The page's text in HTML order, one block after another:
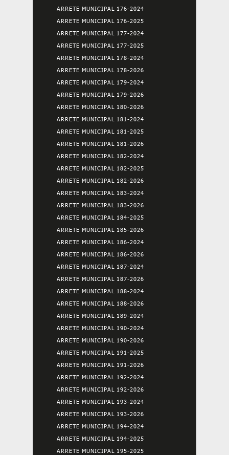
ARRETE MUNICIPAL 176-2024
ARRETE MUNICIPAL 176-2025
ARRETE MUNICIPAL 177-2024
ARRETE MUNICIPAL 177-2025
ARRETE MUNICIPAL 178-2024
ARRETE MUNICIPAL 178-2026
ARRETE MUNICIPAL 179-2024
ARRETE MUNICIPAL 179-2026
ARRETE MUNICIPAL 180-2026
ARRETE MUNICIPAL 181-2024
ARRETE MUNICIPAL 181-2025
ARRETE MUNICIPAL 181-2026
ARRETE MUNICIPAL 182-2024
ARRETE MUNICIPAL 182-2025
ARRETE MUNICIPAL 182-2026
ARRETE MUNICIPAL 183-2024
ARRETE MUNICIPAL 183-2026
ARRETE MUNICIPAL 184-2025
ARRETE MUNICIPAL 185-2026
ARRETE MUNICIPAL 186-2024
ARRETE MUNICIPAL 186-2026
ARRETE MUNICIPAL 187-2024
ARRETE MUNICIPAL 187-2026
ARRETE MUNICIPAL 188-2024
ARRETE MUNICIPAL 188-2026
ARRETE MUNICIPAL 189-2024
ARRETE MUNICIPAL 190-2024
ARRETE MUNICIPAL 190-2026
ARRETE MUNICIPAL 191-2025
ARRETE MUNICIPAL 191-2026
ARRETE MUNICIPAL 192-2024
ARRETE MUNICIPAL 192-2026
ARRETE MUNICIPAL 193-2024
ARRETE MUNICIPAL 193-2026
ARRETE MUNICIPAL 194-2024
ARRETE MUNICIPAL 194-2025
ARRETE MUNICIPAL 195-2025